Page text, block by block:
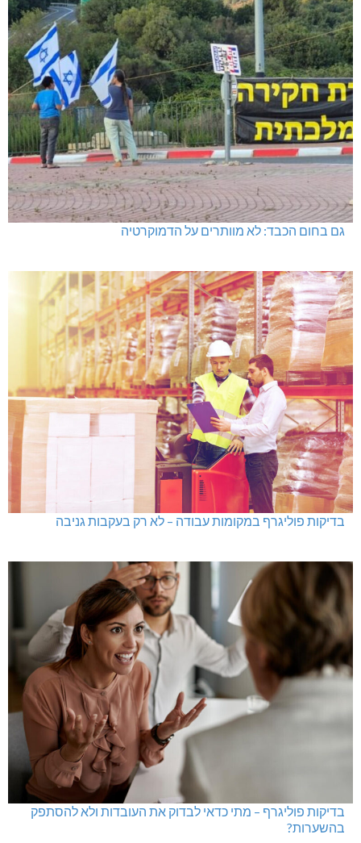
גם בחום הכבד: לא מוותרים על הדמוקרטיה
בדיקות פוליגרף במקומות עבודה – לא רק בעקבות גניבה
בדיקות פוליגרף – מתי כדאי לבדוק את העובדות ולא להסתפק
בהשערות?